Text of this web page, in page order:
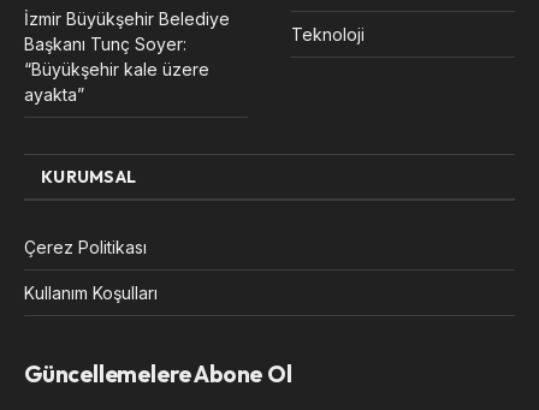
İzmir Büyükşehir Belediye
Başkanı Tunç Soyer:
“Büyükşehir kale üzere
ayakta”
Teknoloji
KURUMSAL
Çerez Politikası
Kullanım Koşulları
Güncellemelere Abone Ol